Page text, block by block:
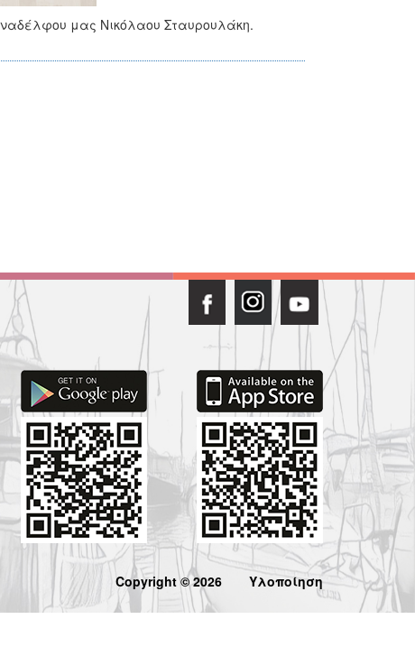
μας Νικόλαου Σταυρουλάκη.
Copyright © 2026 Υλοποίηση